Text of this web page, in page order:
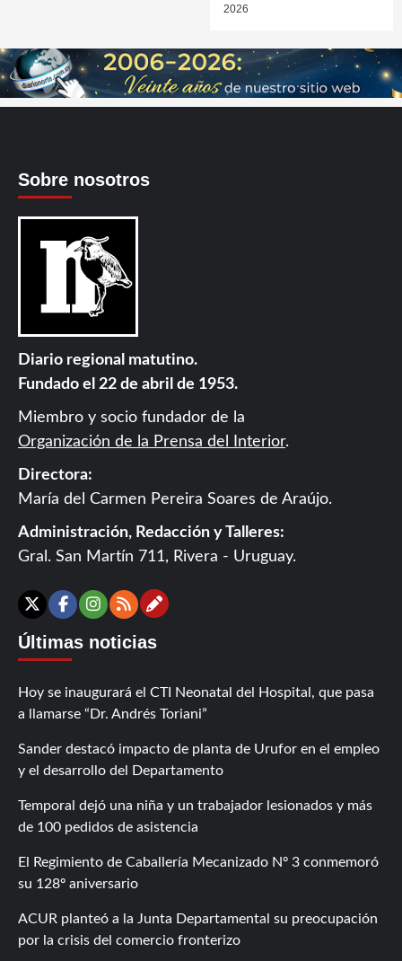
2026
Sobre nosotros
Diario regional matutino.
Fundado el 22 de abril de 1953.
Miembro y socio fundador de la
Organización de la Prensa del Interior.
Directora:
María del Carmen Pereira Soares de Araújo.
Administración, Redacción y Talleres:
Gral. San Martín 711, Rivera - Uruguay.
X Facebook
Instagram
RSSContáctanos
Últimas noticias
Hoy se inaugurará el CTI Neonatal del Hospital, que pasa
a llamarse “Dr. Andrés Toriani”
Sander destacó impacto de planta de Urufor en el empleo
y el desarrollo del Departamento
Temporal dejó una niña y un trabajador lesionados y más
de 100 pedidos de asistencia
El Regimiento de Caballería Mecanizado Nº 3 conmemoró
su 128º aniversario
ACUR planteó a la Junta Departamental su preocupación
por la crisis del comercio fronterizo